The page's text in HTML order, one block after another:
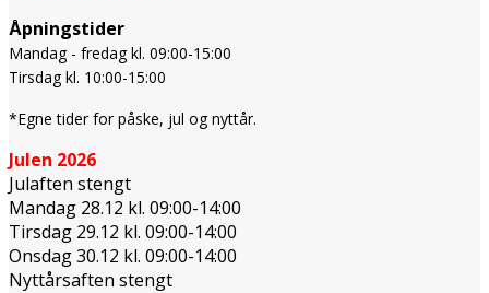
Åpningstider
Mandag - fredag kl. 09:00-15:00
Tirsdag kl. 10:00-15:00
*Egne tider for påske, jul og nyttår.
Julen 2026
Julaften stengt
Mandag 28.12 kl. 09:00-14:00
Tirsdag 29.12 kl. 09:00-14:00
Onsdag 30.12 kl. 09:00-14:00
Nyttårsaften stengt